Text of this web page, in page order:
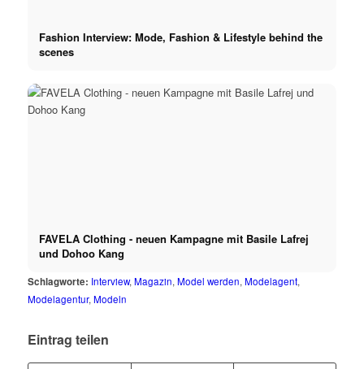
Fashion Interview: Mode, Fashion & Lifestyle behind the
scenes
FAVELA Clothing - neuen Kampagne mit Basile Lafrej
und Dohoo Kang
Schlagworte: Interview, Magazin, Model werden, Modelagent,
Modelagentur, Modeln
Eintrag teilen